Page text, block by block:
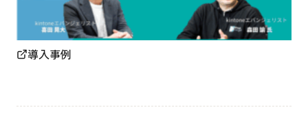
導入事例